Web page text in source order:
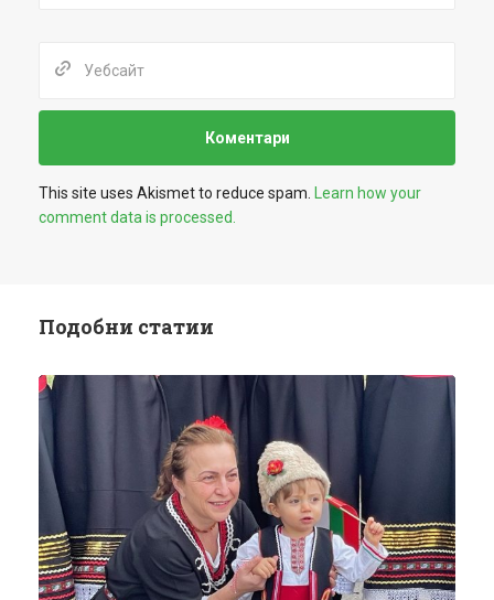
This site uses Akismet to reduce spam.
Learn how your
comment data is processed.
Подобни статии